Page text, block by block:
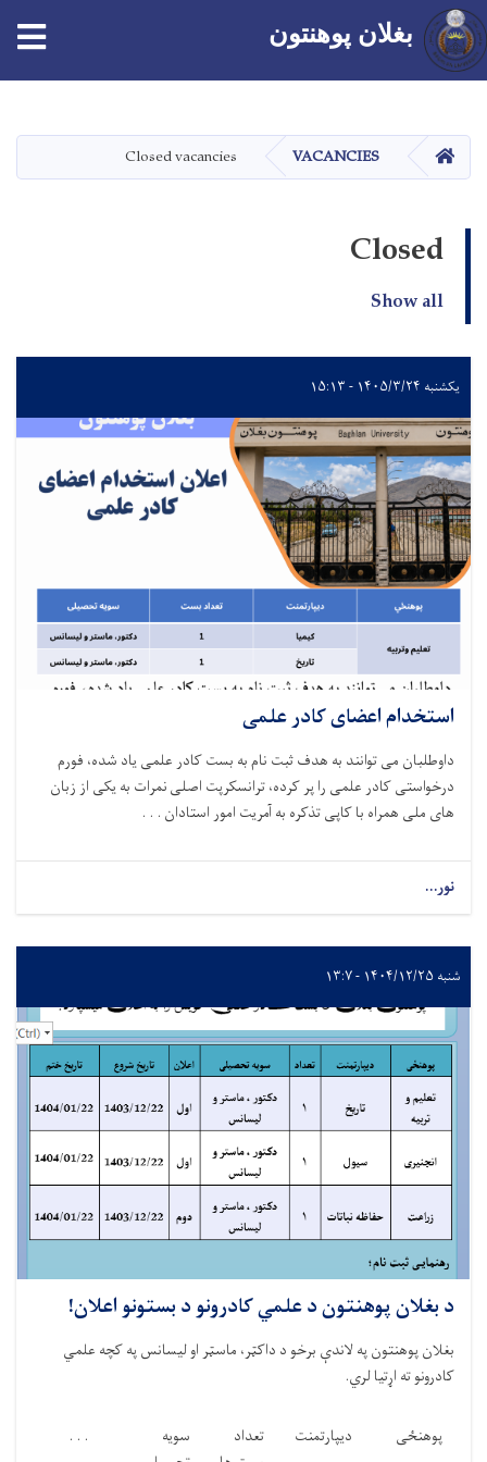
دانګل
بغلان پوهنتون
کور VACANCIES
Closed vacancies
Closed
Show all
یکشنبه ۱۴۰۵/۳/۲۴ - ۱۵:۱۳
استخدام اعضای کادر علمی
داوطلبان می توانند به هدف ثبت نام به بست کادر علمی یاد شده، فورم
درخواستی کادر علمی را پر کرده، ترانسکرپت اصلی نمرات به یکی از زبان
های ملی همراه با کاپی تذکره به آمریت امور استادان . . .
نور...
شنبه ۱۴۰۴/۱۲/۲۵ - ۱۳:۷
د بغلان پوهنتون د علمي کادرونو د بستونو اعلان!
بغلان پوهنتون په لاندې برخو د داکټر، ماسټر او لیسانس په کچه علمي
کادرونو ته اړتیا لري.
پوهنځی ديپارتمنت
تعداد
سویه
. . .